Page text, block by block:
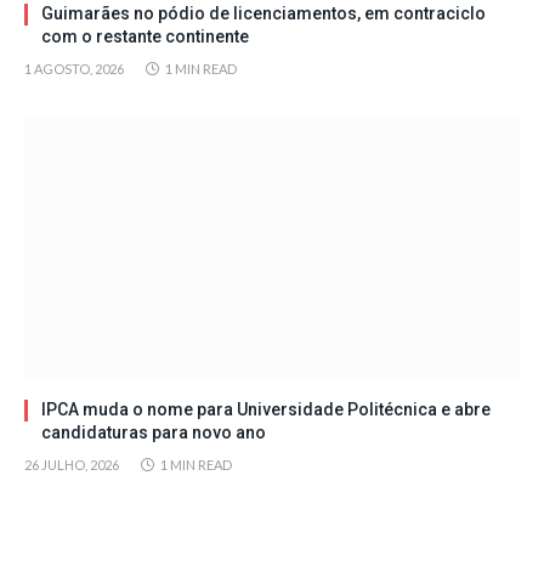
Guimarães no pódio de licenciamentos, em contraciclo
com o restante continente
1 AGOSTO, 2026 1 MIN READ
IPCA muda o nome para Universidade Politécnica e abre
candidaturas para novo ano
26 JULHO, 2026 1 MIN READ